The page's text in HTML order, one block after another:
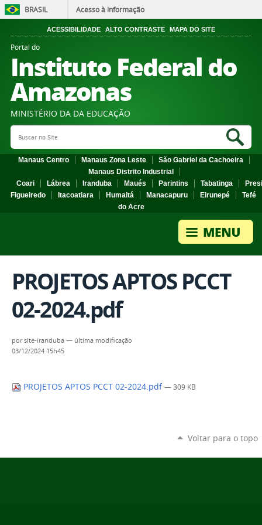
BRASIL Acesso à informação
ACESSIBILIDADE ALTO CONTRASTE MAPA DO SITE
Portal do
Instituto Federal do
Amazonas
MINISTÉRIO DA DA EDUCAÇÃO
Search Site
Manaus Centro Manaus Zona Leste
São Gabriel da Cachoeira
Manaus Distrito Industrial
Coari
Lábrea Iranduba Maués Parintins Tabatinga
Figueiredo
Itacoatiara Humaitá Manacapuru Eirunepé
Tefé
do Acre
PROJETOS APTOS PCCT
02-2024.pdf
porsite-iranduba — última modificação
03/12/2024 15h45
PROJETOS APTOS PCCT 02-2024.pdf — 309 KB
Voltar para o topo